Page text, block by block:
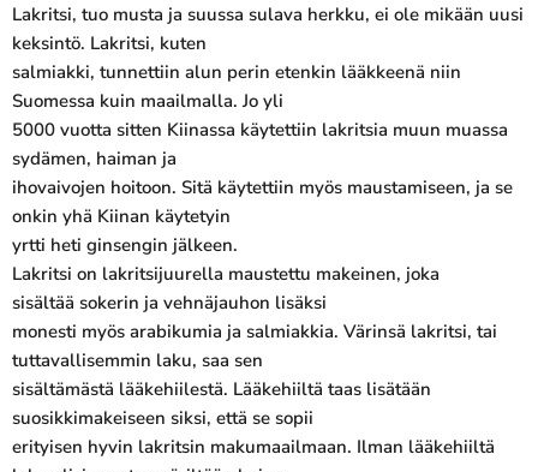
Lakritsi, tuo musta ja suussa sulava herkku, ei ole mikään uusi
keksintö. Lakritsi, kuten
salmiakki, tunnettiin alun perin etenkin lääkkeenä niin
Suomessa kuin maailmalla. Jo yli
5000 vuotta sitten Kiinassa käytettiin lakritsia muun muassa
sydämen, haiman ja
ihovaivojen hoitoon. Sitä käytettiin myös maustamiseen, ja se
onkin yhä Kiinan käytetyin
yrtti heti ginsengin jälkeen.
Lakritsi on lakritsijuurella maustettu makeinen, joka
sisältää sokerin ja vehnäjauhon lisäksi
monesti myös arabikumia ja salmiakkia. Värinsä lakritsi, tai
tuttavallisemmin laku, saa sen
sisältämästä lääkehiilestä. Lääkehiiltä taas lisätään
suosikkimakeiseen siksi, että se sopii
erityisen hyvin lakritsin makumaailmaan. Ilman lääkehiiltä